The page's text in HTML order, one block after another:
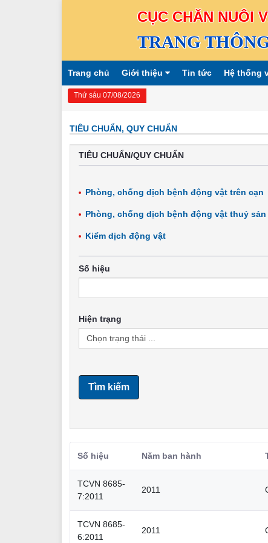
CỤC CHĂN NUÔI
TRANG
Trang chủ Giới thiệu Tin tức Hệ thống
Thứ sáu 07/08/2026
TIÊU CHUẨN, QUY CHUẨN
TIÊU CHUẨN/QUY CHUẨN
Phòng, chống dịch bệnh động vật trên cạn
Phòng, chống dịch bệnh động vật thuỷ sản
Kiểm dịch động vật
Số hiệu
Hiện trạng
Tìm kiếm
Số hiệu Năm ban hành
TCVN 8685-
7:2011
2011
TCVN 8685-
6:2011
2011